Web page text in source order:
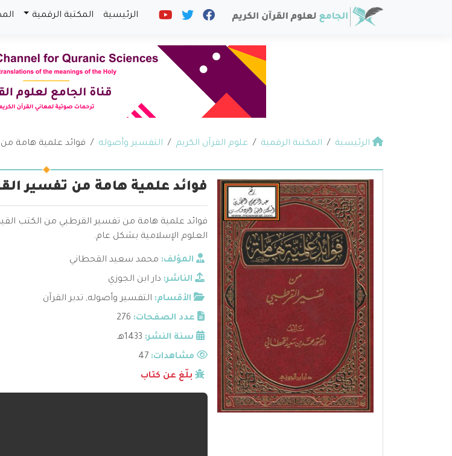
الرئيسية المكتبة الرقمية
الرئيسية المكتبة الرقمية علوم القرآن الكريم التفسير وأصوله فوائد علمية هامة
فوائد علمية هامة من تفسير
فوائد علمية هامة من تفسير القرطبي من الكتب
العلوم الإسلامية بشكل عام.
المؤلف: محمد سعيد القحطاني
الناشر: دار ابن الجوزي
الأقسام: التفسير وأصوله, تدبر القرآن
عدد الصفحات: 276
سنة النشر: 1433هـ
مشاهدات:
بلّغ عن كتاب